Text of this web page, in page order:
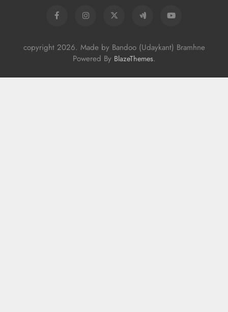
copyright 2026. Made by Bandoo (Udaykant) Bramhne
Powered By BlazeThemes.